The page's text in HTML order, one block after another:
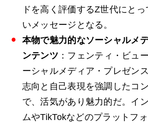
ドを高く評価するZ世代にと
いメッセージとなる。
本物で魅力的なソーシャルメ
ンテンツ ：フェンティ・ビュ
ーシャルメディア・プレゼン
志向と自己表現を強調したコ
で、活気があり魅力的だ。イ
ムやTikTokなどのプラットフ